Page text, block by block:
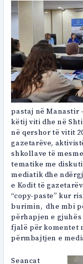
pastaj në Manastir
këtij viti dhe në
në qershor të vitit
gazetarëve,
shkollave të
tematike me
mediatik dhe
e Kodit të
“copy-paste” kur
burimin, dhe mbi
përhapjen e
fjalë për komentet
përmbajtjen e
Seancat